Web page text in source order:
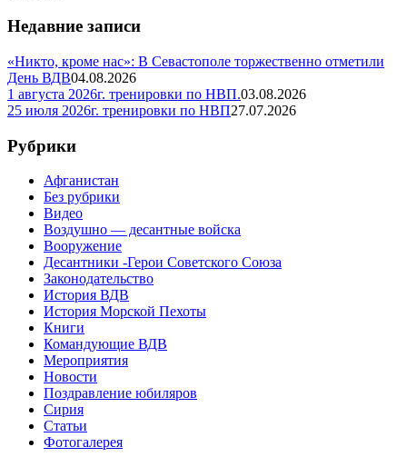
Недавние записи
«Никто, кроме нас»: В Севастополе торжественно отметили
День ВДВ04.08.2026
1 августа 2026г. тренировки по НВП.03.08.2026
25 июля 2026г. тренировки по НВП27.07.2026
Рубрики
Афганистан
Без рубрики
Видео
Воздушно — десантные войска
Вооружение
Десантники -Герои Советского Союза
Законодательство
История ВДВ
История Морской Пехоты
Книги
Командующие ВДВ
Мероприятия
Новости
Поздравление юбиляров
Сирия
Статьи
Фотогалерея